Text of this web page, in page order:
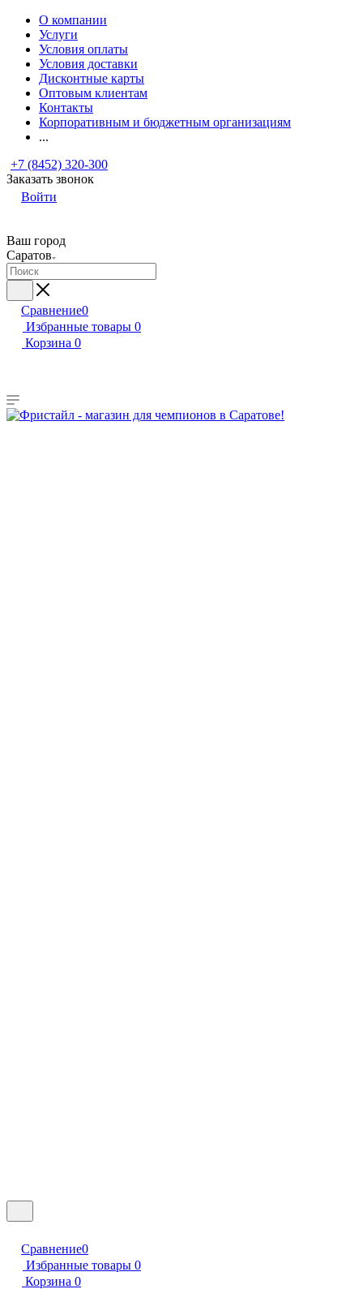
О компании
Услуги
Условия оплаты
Условия доставки
Дисконтные карты
Оптовым клиентам
Контакты
Корпоративным и бюджетным организациям
...
+7 (8452) 320-300
Заказать звонок
Войти
Ваш город
Саратов
Сравнение0
Избранные товары 0
Корзина 0
Сравнение0
Избранные товары 0
Корзина 0